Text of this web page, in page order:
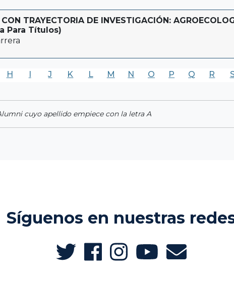
TRAYECTORIA DE INVESTIGACIÓN:
Para Títulos)
H I J K L M N O P Q R
cuyo apellido empiece con la letra A
Síguenos en nuestras